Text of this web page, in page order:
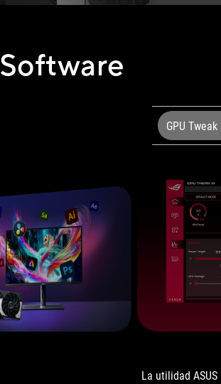
Software
GPU Tweak
La utilidad